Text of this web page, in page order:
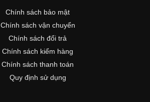
Chính sách bảo mật
Chính sách vận chuyển
Chính sách đổi trả
Chính sách kiểm hàng
Chính sách thanh toán
Quy định sử dụng